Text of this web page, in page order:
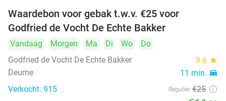
Waardebon voor gebak t.w.v. €25 voor
Godfried de Vocht De Echte Bakker
Vandaag Morgen Ma Di Wo
Do
Godfried de Vocht De Echte Bakker
9.6 star
Deurne 11 min. directions_car
Verkocht: 915 Regulier €25